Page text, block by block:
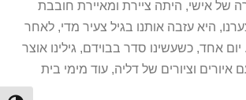
של אישי, היתה ציירת ומאיירת חובבת
היא עזבה אותנו בגיל צעיר מדי, לאחר
שנפטרה בגיל 52. יום אחד, כשעשינו סדר בבוידם, גילינו אוצר
וציורים של דליה, עוד מימי בית